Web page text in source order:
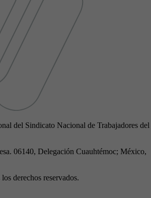
del Sindicato Nacional de Trabajadores del
06140, Delegación Cuauhtémoc; México,
derechos reservados.